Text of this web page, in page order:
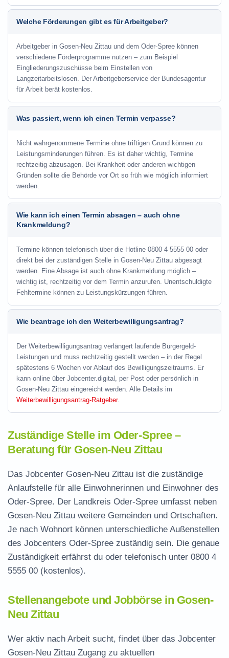
Welche Förderungen gibt es für Arbeitgeber?
Arbeitgeber in Gosen-Neu Zittau und dem Oder-Spree können
verschiedene Förderprogramme nutzen – zum Beispiel
Eingliederungszuschüsse beim Einstellen von
Langzeitarbeitslosen. Der Arbeitgeberservice der Bundesagentur
für Arbeit berät kostenlos.
Was passiert, wenn ich einen Termin verpasse?
Nicht wahrgenommene Termine ohne triftigen Grund können zu
Leistungsminderungen führen. Es ist daher wichtig, Termine
rechtzeitig abzusagen. Bei Krankheit oder anderen wichtigen
Gründen sollte die Behörde vor Ort so früh wie möglich informiert
werden.
Wie kann ich einen Termin absagen – auch ohne
Krankmeldung?
Termine können telefonisch über die Hotline 0800 4 5555 00 oder
direkt bei der zuständigen Stelle in Gosen-Neu Zittau abgesagt
werden. Eine Absage ist auch ohne Krankmeldung möglich –
wichtig ist, rechtzeitig vor dem Termin anzurufen. Unentschuldigte
Fehltermine können zu Leistungskürzungen führen.
Wie beantrage ich den Weiterbewilligungsantrag?
Der Weiterbewilligungsantrag verlängert laufende Bürgergeld-
Leistungen und muss rechtzeitig gestellt werden – in der Regel
spätestens 6 Wochen vor Ablauf des Bewilligungszeitraums. Er
kann online über Jobcenter.digital, per Post oder persönlich in
Gosen-Neu Zittau eingereicht werden. Alle Details im
Weiterbewilligungsantrag-Ratgeber.
Zuständige Stelle im Oder-Spree –
Beratung für Gosen-Neu Zittau
Das Jobcenter Gosen-Neu Zittau ist die zuständige
Anlaufstelle für alle Einwohnerinnen und Einwohner des
Oder-Spree. Der Landkreis Oder-Spree umfasst neben
Gosen-Neu Zittau weitere Gemeinden und Ortschaften.
Je nach Wohnort können unterschiedliche Außenstellen
des Jobcenters Oder-Spree zuständig sein. Die genaue
Zuständigkeit erfährst du oder telefonisch unter 0800 4
5555 00 (kostenlos).
Stellenangebote und Jobbörse in Gosen-
Neu Zittau
Wer aktiv nach Arbeit sucht, findet über das Jobcenter
Gosen-Neu Zittau Zugang zu aktuellen